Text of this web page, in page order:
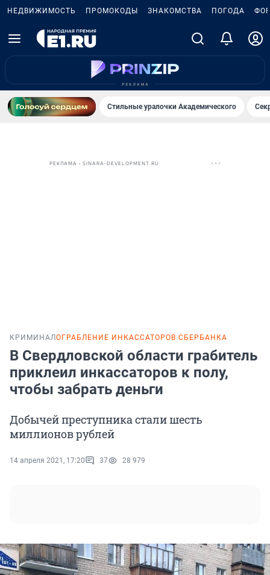
НЕДВИЖИМОСТЬ ПРОМОКОДЫ ЗНАКОМСТВА ПОГОДА
Стильные уралочки Академического
РЕКЛАМА • SINARA-DEVELOPMENT.RU
КРИМИНАЛОГРАБЛЕНИЕ ИНКАССАТОРОВ СБЕРБАНКА
В Свердловской области грабитель
приклеил инкассаторов к полу,
чтобы забрать деньги
Добычей преступника стали шесть
миллионов рублей
14 апреля 2021, 17:20 37 28 979